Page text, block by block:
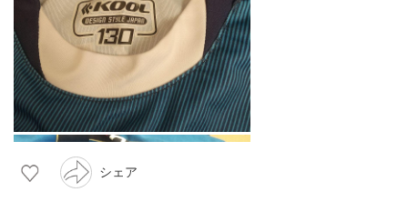
シェア